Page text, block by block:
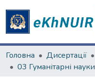
Головна Дисертації
03 Гуманітарні науки